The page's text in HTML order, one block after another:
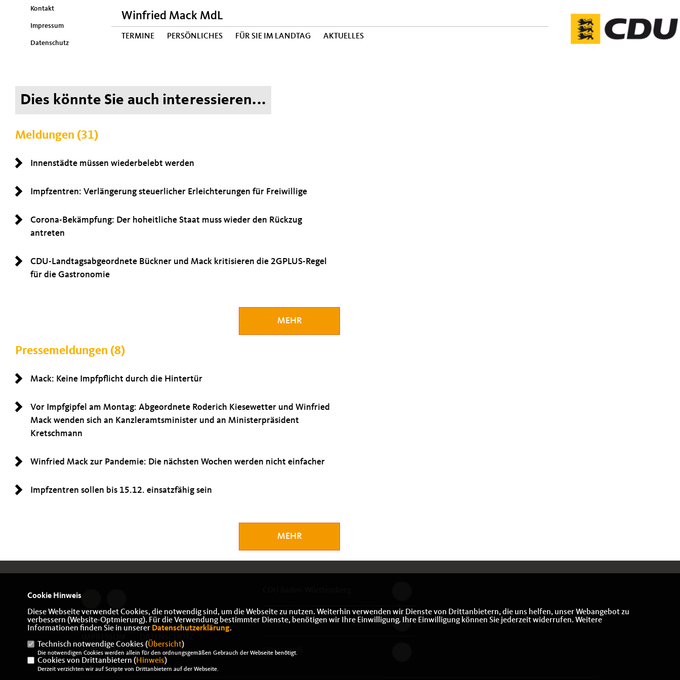
Kontakt
Impressum
Datenschutz
Winfried Mack MdL
TERMINE PERSÖNLICHES FÜR SIE IM LANDTAG AKTUELLES
Dies könnte Sie auch interessieren...
Meldungen (31)
Innenstädte müssen wiederbelebt werden
Impfzentren: Verlängerung steuerlicher Erleichterungen für Freiwillige
Corona-Bekämpfung: Der hoheitliche Staat muss wieder den Rückzug
antreten
CDU-Landtagsabgeordnete Bückner und Mack kritisieren die 2GPLUS-Regel
für die Gastronomie
MEHR
Pressemeldungen (8)
Mack: Keine Impfpflicht durch die Hintertür
Vor Impfgipfel am Montag: Abgeordnete Roderich Kiesewetter und Winfried
Mack wenden sich an Kanzleramtsminister und an Ministerpräsident
Kretschmann
Winfried Mack zur Pandemie: Die nächsten Wochen werden nicht einfacher
Impfzentren sollen bis 15.12. einsatzfähig sein
MEHR
KONTAKT
CDU Deutschlands
CDU Ostalb
Cookie Hinweis
Diese Webseite verwendet Cookies, die notwendig sind, um die Webseite zu nutzen. Weiterhin verwenden wir Dienste von Drittanbietern, die uns helfen, unser Webangebot zu
verbessern (Website-Optmierung). Für die Verwendung bestimmter Dienste, benötigen wir Ihre Einwilligung. Ihre Einwilligung können Sie jederzeit widerrufen. Weitere
Informationen finden Sie in unserer Datenschutzerklärung.
Technisch notwendige Cookies (Übersicht)
Die notwendigen Cookies werden allein für den ordnungsgemäßen Gebrauch der Webseite benötigt.
Cookies von Drittanbietern ( Hinweis)
Derzeit verzichten wir auf Scripte von Drittanbietern auf der Webseite.